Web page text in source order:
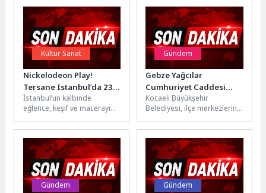
Kültür Sanat
Nickelodeon Play!
Tersane Istanbul’da 23
Nisan Coşkusu Dört Gün
Boyunca Sürecek
İstanbul’un kalbinde
eğlence, keşif ve macerayı
Nickelodeon Play! Tersane
Istanbul, 23 Nisan...
Gündem
Gebze Yağcılar
Cumhuriyet Caddesi
yenileniyor
Kocaeli Büyükşehir
Belediyesi, ilçe merkezlerinin
de yol bakım ve yenileme
çalışmalarını...
Gündem Gündem